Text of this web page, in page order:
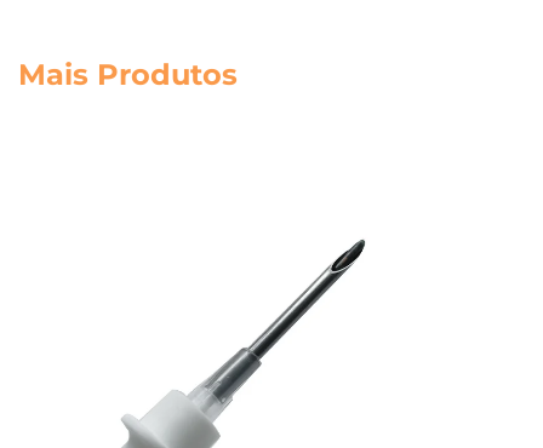
Mais Produtos